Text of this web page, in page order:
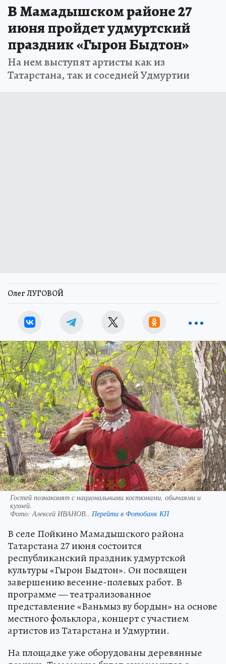
В Мамадышском районе 27
июня пройдет удмуртский
праздник «Гырон Быдтон»
На нем выступят артисты как из
Татарстана, так и соседней Удмуртии
Олег ЛУГОВОЙ
Гостей познакомят с национальными костюмами, обычаями и
кухней.
Фото:Алексей ИВАНОВ.. Перейти в Фотобанк КП
В селе Пойкино Мамадышского района
Татарстана 27 июня состоится
республиканский праздник удмуртской
культуры «Гырон Быдтон». Он посвящен
завершению весенне-полевых работ. В
программе — театрализованное
представление «Ваньмыз ву бордын» на основе
местного фольклора, концерт с участием
артистов из Татарстана и Удмуртии.
На площадке уже оборудованы деревянные